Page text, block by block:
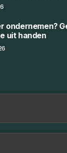
ondernemen?
uit handen